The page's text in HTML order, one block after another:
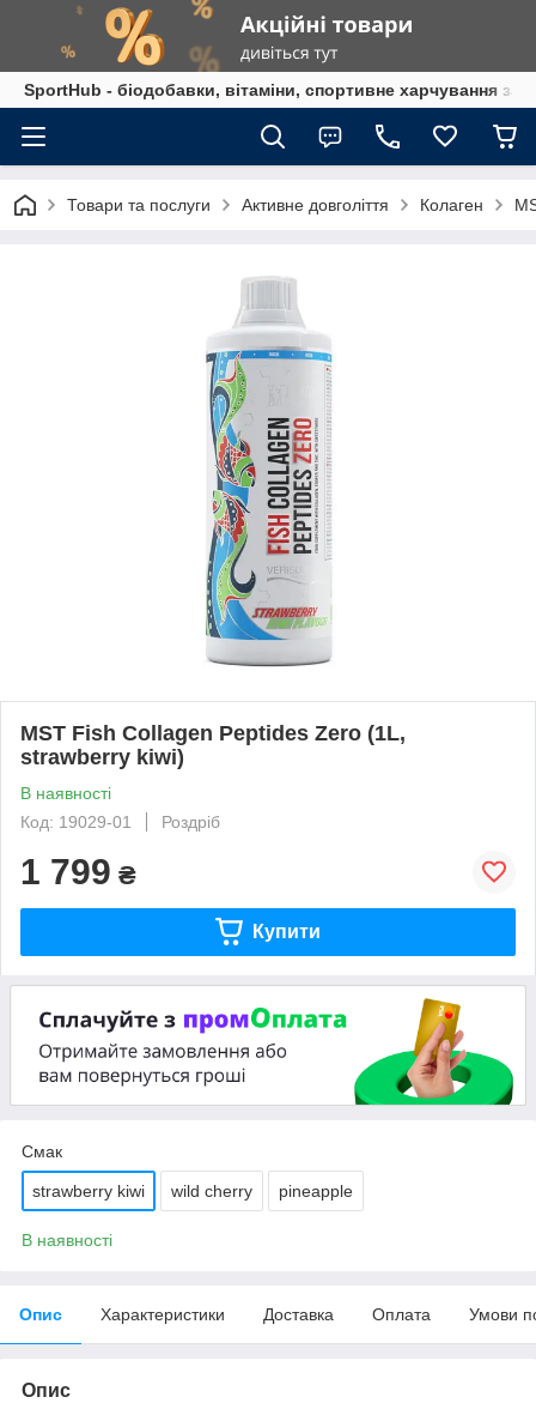
SportHub - біодобавки, вітаміни, спортивне харчування за
Товари та послуги Активне довголіття Колаген
MST Fish Collagen Peptides Zero (1L,
strawberry kiwi)
В наявності
Код: 19029-01
Роздріб
1 799 ₴
Купити
Смак
strawberry kiwi wild cherry pineapple
В наявності
Опис Характеристики Доставка Оплата Умови
Опис